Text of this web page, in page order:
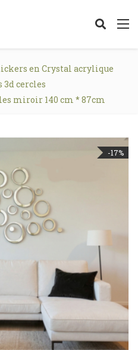
en Crystal acrylique
3d cercles
miroir 140 cm * 87cm
-17%